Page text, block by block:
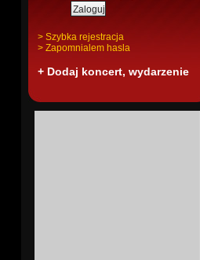
> Szybka rejestracja
> Zapomnialem hasla
+ Dodaj koncert, wydarzenie